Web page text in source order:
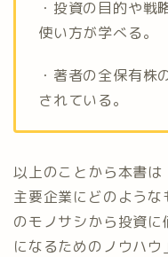
・投資の目的や戦
使い方が学べる。
・著者の全保有株
されている。
以上のことから本書
主要企業にどのような
のモノサシから投資
になるためのノウハ